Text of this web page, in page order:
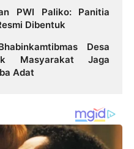
PWI Paliko: Panitia
Dibentuk
Desa
Masyarakat Jaga
Adat